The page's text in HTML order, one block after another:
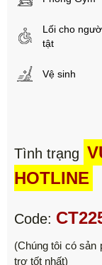
Lối cho
tật
Vệ sinh
Tình trạng
HOTLINE
Code:
(Chúng tôi có sản
trợ tốt nhất)